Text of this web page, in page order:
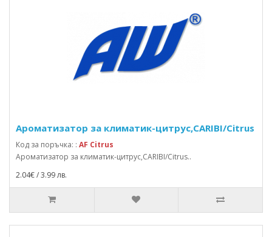
Ароматизатор за климатик-цитрус,CARIBI/Citrus
Код за поръчка: : AF Citrus
Ароматизатор за климатик-цитрус,CARIBI/Citrus..
2.04€ / 3.99 лв.